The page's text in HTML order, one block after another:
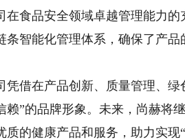
在食品安全领域卓越管理能力
条智能化管理体系，确保了产
在产品创新、质量管理、绿
赖”的品牌形象。未来，尚赫将
质的健康产品和服务，助力实现